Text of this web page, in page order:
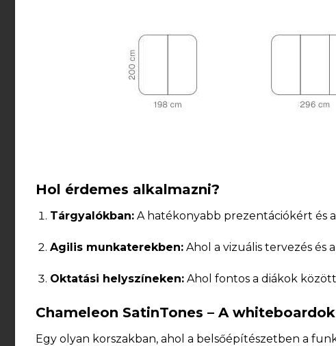
Hol érdemes alkalmazni?
Tárgyalókban:A hatékonyabb prezentációkért és
Agilis munkaterekben:Ahol a vizuális tervezés és
Oktatási helyszíneken:Ahol fontos a diákok
Chameleon SatinTones – A
Egy olyan korszakban, ahol a belsőépítészetben a